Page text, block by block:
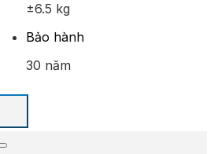
±6.5 kg
Bảo hành
30 năm